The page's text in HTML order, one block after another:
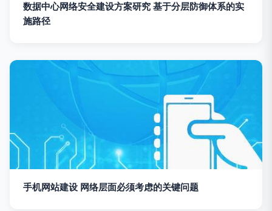
数据中心网络安全建设方案研究 基于分层防御体系的实
施路径
手机网站建设 网络层面必须考虑的关键问题